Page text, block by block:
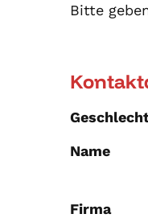
Bitte
Name
Firma